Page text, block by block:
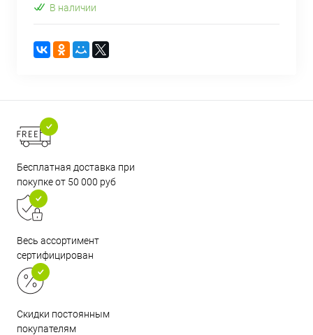
В наличии
Бесплатная доставка при
покупке от 50 000 руб
Весь ассортимент
сертифицирован
Скидки постоянным
покупателям